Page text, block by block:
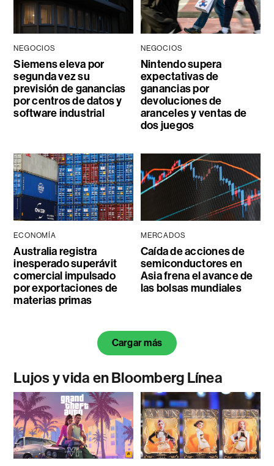
NEGOCIOS
Siemens eleva por
segunda vez su
previsión de ganancias
por centros de datos y
software industrial
NEGOCIOS
Nintendo supera
expectativas de
ganancias por
devoluciones de
aranceles y ventas de
dos juegos
ECONOMÍA
Australia registra
inesperado superávit
comercial impulsado
por exportaciones de
materias primas
MERCADOS
Caída de acciones de
semiconductores en
Asia frena el avance de
las bolsas mundiales
Cargar más
Lujos y vida en Bloomberg Línea